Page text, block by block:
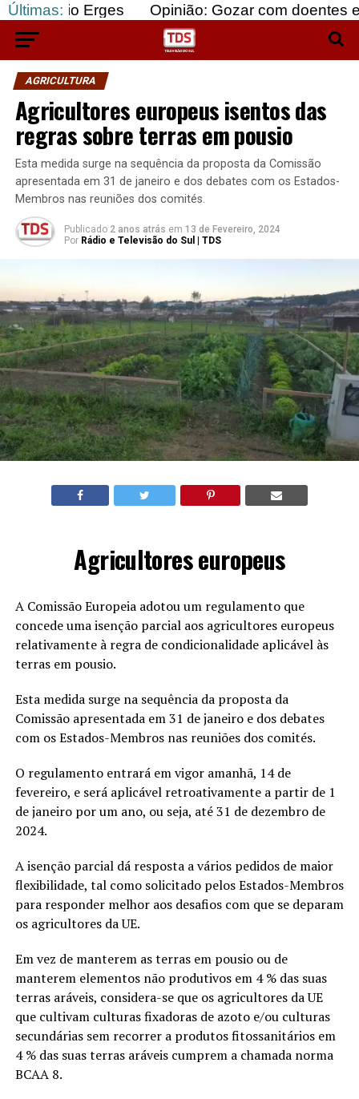
Últimas: Opinião: Gozar com doentes e bajular os
AGRICULTURA
Agricultores europeus isentos das
regras sobre terras em pousio
Esta medida surge na sequência da proposta da Comissão
apresentada em 31 de janeiro e dos debates com os Estados-
Membros nas reuniões dos comités.
Publicado 2 anos atrás em 13 de Fevereiro, 2024
Por Rádio e Televisão do Sul | TDS
Agricultores europeus
A Comissão Europeia adotou um regulamento que
concede uma isenção parcial aos agricultores europeus
relativamente à regra de condicionalidade aplicável às
terras em pousio.
Esta medida surge na sequência da proposta da
Comissão apresentada em 31 de janeiro e dos debates
com os Estados-Membros nas reuniões dos comités.
O regulamento entrará em vigor amanhã, 14 de
fevereiro, e será aplicável retroativamente a partir de 1
de janeiro por um ano, ou seja, até 31 de dezembro de
2024.
A isenção parcial dá resposta a vários pedidos de maior
flexibilidade, tal como solicitado pelos Estados-Membros
para responder melhor aos desafios com que se deparam
os agricultores da UE.
Em vez de manterem as terras em pousio ou de
manterem elementos não produtivos em 4 % das suas
terras aráveis, considera-se que os agricultores da UE
que cultivam culturas fixadoras de azoto e/ou culturas
secundárias sem recorrer a produtos fitossanitários em
4 % das suas terras aráveis cumprem a chamada norma
BCAA 8.